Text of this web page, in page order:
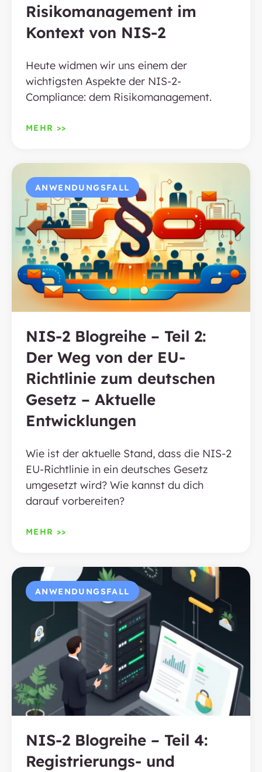
Risikomanagement im
Kontext von NIS-2
Heute widmen wir uns einem der
wichtigsten Aspekte der NIS-2-
Compliance: dem Risikomanagement.
MEHR >>
ANWENDUNGSFALL
NIS-2 Blogreihe – Teil 2:
Der Weg von der EU-
Richtlinie zum deutschen
Gesetz – Aktuelle
Entwicklungen
Wie ist der aktuelle Stand, dass die NIS-2
EU-Richtlinie in ein deutsches Gesetz
umgesetzt wird? Wie kannst du dich
darauf vorbereiten?
MEHR >>
ANWENDUNGSFALL
NIS-2 Blogreihe – Teil 4:
Registrierungs- und